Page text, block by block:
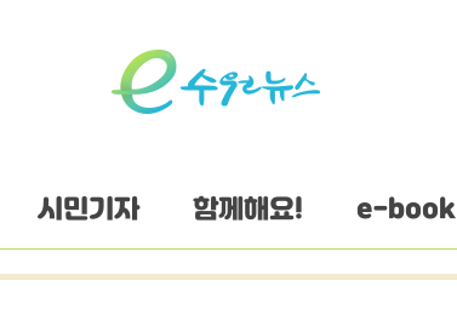
시민기자 함께해요! e-book